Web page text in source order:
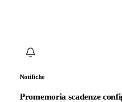
Notifiche
Promemoria scadenze